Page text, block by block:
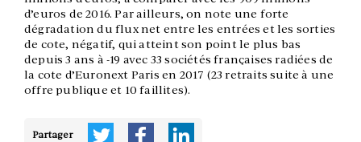
d’euros de 2016. Par ailleurs, on note une forte
dégradation du flux net entre les entrées et les sorties
de cote, négatif, qui atteint son point le plus bas
depuis 3 ans à -19 avec 33 sociétés françaises radiées de
la cote d’Euronext Paris en 2017 (23 retraits suite à une
offre publique et 10 faillites).
Partager